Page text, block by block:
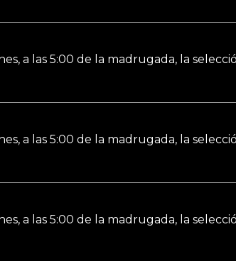
a las 5:00 de la madrugada, la
a las 5:00 de la madrugada, la
a las 5:00 de la madrugada, la